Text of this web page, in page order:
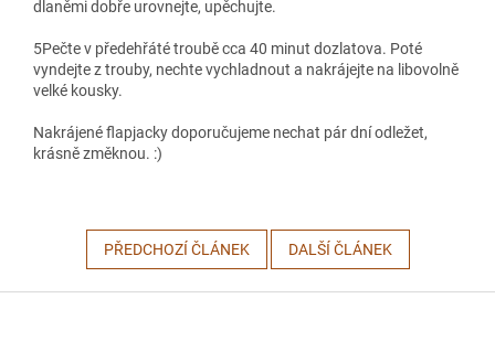
dlaněmi dobře urovnejte, upěchujte.
5Pečte v předehřáté troubě cca 40 minut dozlatova. Poté
vyndejte z trouby, nechte vychladnout a nakrájejte na libovolně
velké kousky.
Nakrájené flapjacky doporučujeme nechat pár dní odležet,
krásně změknou. :)
PŘEDCHOZÍ ČLÁNEK DALŠÍ ČLÁNEK